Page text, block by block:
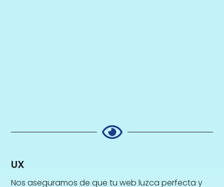
UX
Nos aseguramos de que tu web luzca perfecta y